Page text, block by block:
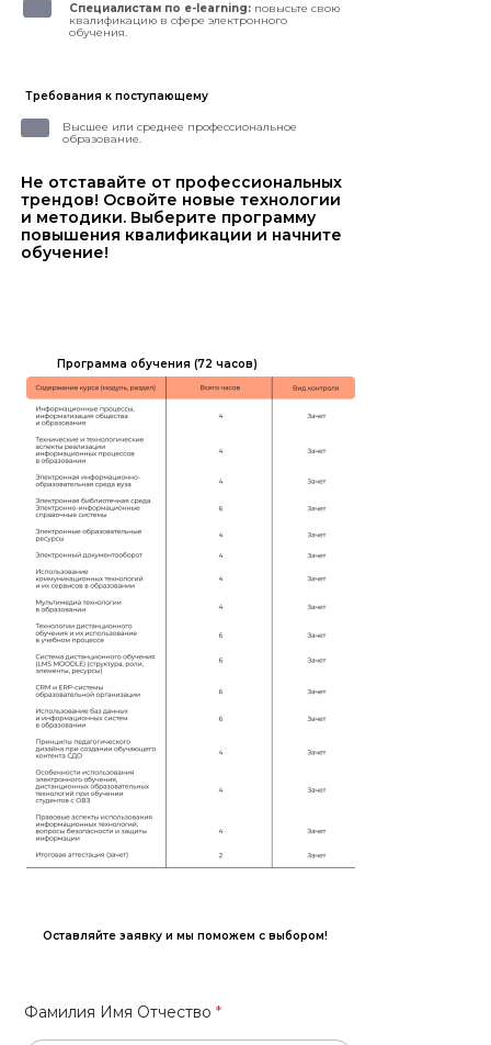
Специалистам по e-learning: повысьте свою
квалификацию в сфере электронного
обучения.
Требования к поступающему
Высшее или среднее профессиональное
образование.
Не отставайте от профессиональных
трендов! Освойте новые технологии
и методики. Выберите программу
повышения квалификации и начните
обучение!
Программа обучения (72 часов)
Оставляйте заявку и мы поможем с выбором!
Фамилия Имя Отчество *